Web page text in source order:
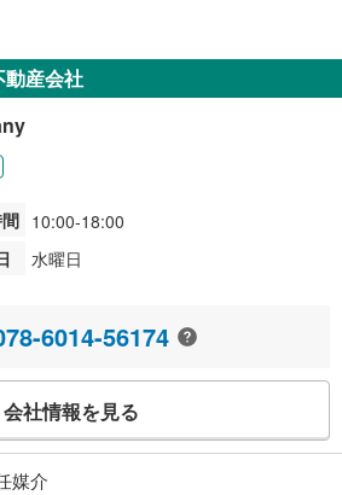
動産会社
10:00-18:00
水曜日
6014-56174
会社情報を見る
媒介